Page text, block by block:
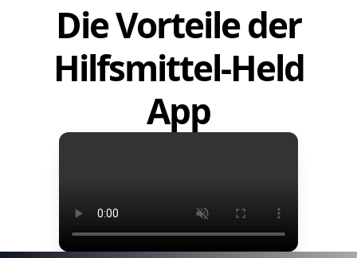
Die Vorteile der
Hilfsmittel-Held
App